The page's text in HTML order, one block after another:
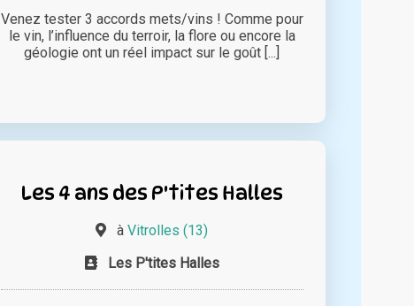
Venez tester 3 accords mets/vins ! Comme pour
le vin, l’influence du terroir, la flore ou encore la
géologie ont un réel impact sur le goût [...]
Les 4 ans des P'tites Halles
àVitrolles (13)
Les P'tites Halles